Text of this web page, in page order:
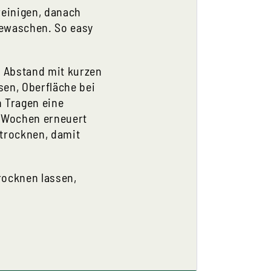
danach
So easy
mit kurzen
Oberfläche bei
eine
erneuert
damit
lassen,